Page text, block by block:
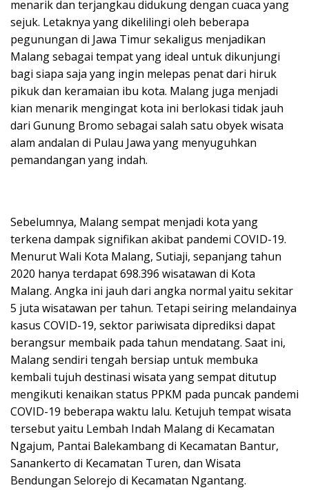
menarik dan terjangkau didukung dengan cuaca yang
sejuk. Letaknya yang dikelilingi oleh beberapa
pegunungan di Jawa Timur sekaligus menjadikan
Malang sebagai tempat yang ideal untuk dikunjungi
bagi siapa saja yang ingin melepas penat dari hiruk
pikuk dan keramaian ibu kota. Malang juga menjadi
kian menarik mengingat kota ini berlokasi tidak jauh
dari Gunung Bromo sebagai salah satu obyek wisata
alam andalan di Pulau Jawa yang menyuguhkan
pemandangan yang indah.
Sebelumnya, Malang sempat menjadi kota yang
terkena dampak signifikan akibat pandemi COVID-19.
Menurut Wali Kota Malang, Sutiaji, sepanjang tahun
2020 hanya terdapat 698.396 wisatawan di Kota
Malang. Angka ini jauh dari angka normal yaitu sekitar
5 juta wisatawan per tahun. Tetapi seiring melandainya
kasus COVID-19, sektor pariwisata diprediksi dapat
berangsur membaik pada tahun mendatang. Saat ini,
Malang sendiri tengah bersiap untuk membuka
kembali tujuh destinasi wisata yang sempat ditutup
mengikuti kenaikan status PPKM pada puncak pandemi
COVID-19 beberapa waktu lalu. Ketujuh tempat wisata
tersebut yaitu Lembah Indah Malang di Kecamatan
Ngajum, Pantai Balekambang di Kecamatan Bantur,
Sanankerto di Kecamatan Turen, dan Wisata
Bendungan Selorejo di Kecamatan Ngantang.